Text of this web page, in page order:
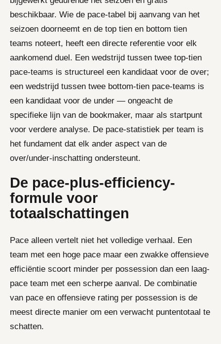
beschikbaar. Wie de pace-tabel bij aanvang van het
seizoen doorneemt en de top tien en bottom tien
teams noteert, heeft een directe referentie voor elk
aankomend duel. Een wedstrijd tussen twee top-tien
pace-teams is structureel een kandidaat voor de over;
een wedstrijd tussen twee bottom-tien pace-teams is
een kandidaat voor de under — ongeacht de
specifieke lijn van de bookmaker, maar als startpunt
voor verdere analyse. De pace-statistiek per team is
het fundament dat elk ander aspect van de
over/under-inschatting ondersteunt.
De pace-plus-efficiency-
formule voor
totaalschattingen
Pace alleen vertelt niet het volledige verhaal. Een
team met een hoge pace maar een zwakke offensieve
efficiëntie scoort minder per possession dan een laag-
pace team met een scherpe aanval. De combinatie
van pace en offensieve rating per possession is de
meest directe manier om een verwacht puntentotaal te
schatten.